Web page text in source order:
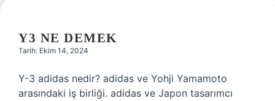
Y3 NE DEMEK
Tarih: Ekim 14, 2024
Y-3 adidas nedir? adidas ve Yohji Yamamoto
arasındaki iş birliği. adidas ve Japon tasarımcı